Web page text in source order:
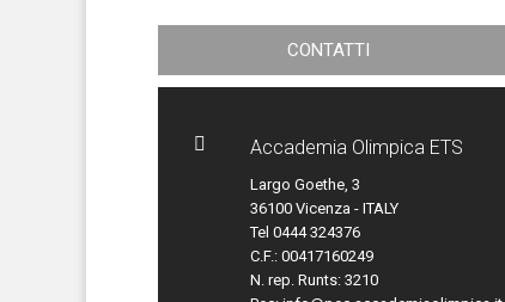
CONTATTI
 Accademia Olimpica ETS
Largo Goethe, 3
36100 Vicenza - ITALY
Tel 0444 324376
C.F.: 00417160249
N. rep. Runts: 3210